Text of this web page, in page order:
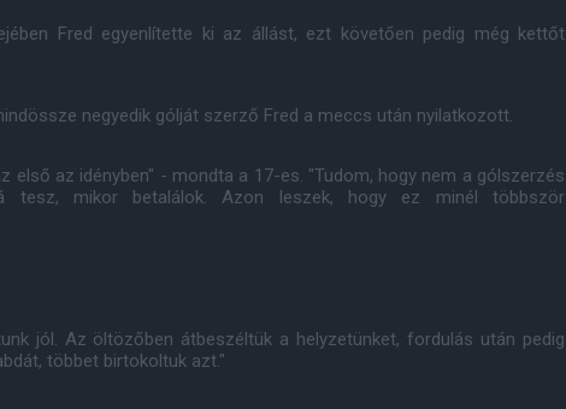
Fred egyenlítette ki az állást, ezt követően pedig még kettőt
negyedik gólját szerző Fred a meccs után nyilatkozott.
első az idényben" - mondta a 17-es. "Tudom, hogy nem a gólszerzés
tesz, mikor betalálok. Azon leszek, hogy ez minél többször
jól. Az öltözőben átbeszéltük a helyzetünket, fordulás után pedig
többet birtokoltuk azt."